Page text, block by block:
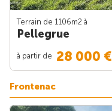
Terrain de 1106m2 à
Pellegrue
à partir de 28 000 €
Frontenac